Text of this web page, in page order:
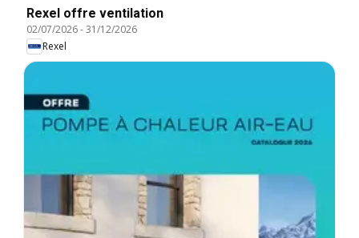
Rexel offre ventilation
02/07/2026-31/12/2026
Rexel